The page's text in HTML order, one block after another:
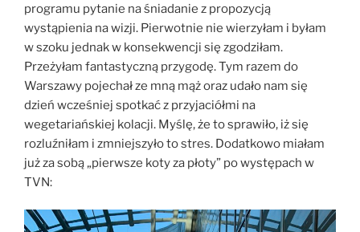
programu pytanie na śniadanie z propozycją
wystąpienia na wizji. Pierwotnie nie wierzyłam i byłam
w szoku jednak w konsekwencji się zgodziłam.
Przeżyłam fantastyczną przygodę. Tym razem do
Warszawy pojechał ze mną mąż oraz udało nam się
dzień wcześniej spotkać z przyjaciółmi na
wegetariańskiej kolacji. Myślę, że to sprawiło, iż się
rozluźniłam i zmniejszyło to stres. Dodatkowo miałam
już za sobą „pierwsze koty za płoty” po występach w
TVN: